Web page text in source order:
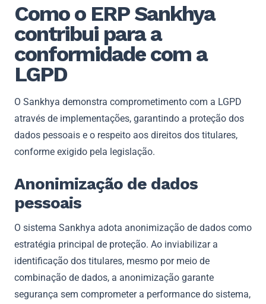
Como o ERP Sankhya
contribui para a
conformidade com a
LGPD
O Sankhya demonstra comprometimento com a LGPD
através de implementações, garantindo a proteção dos
dados pessoais e o respeito aos direitos dos titulares,
conforme exigido pela legislação.
Anonimização de dados
pessoais
O sistema Sankhya adota anonimização de dados como
estratégia principal de proteção. Ao inviabilizar a
identificação dos titulares, mesmo por meio de
combinação de dados, a anonimização garante
segurança sem comprometer a performance do sistema,